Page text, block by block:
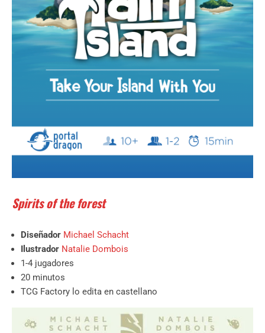
Spirits of the forest
Diseñador Michael Schacht
Ilustrador Natalie Dombois
1-4 jugadores
20 minutos
TCG Factory lo edita en castellano